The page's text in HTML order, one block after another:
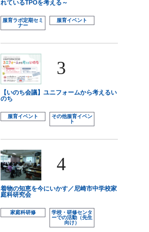
れているTPOを考える～
服育ラボ定期セミ
ナー
服育イベント
3
【いのち会議】ユニフォームから考えるい
のち
服育イベント
その他服育イベン
ト
4
着物の知恵を今にいかす／尼崎市中学校家
庭科研究会
家庭科研修
学校・研修センタ
ーでの活動（先生
向け）